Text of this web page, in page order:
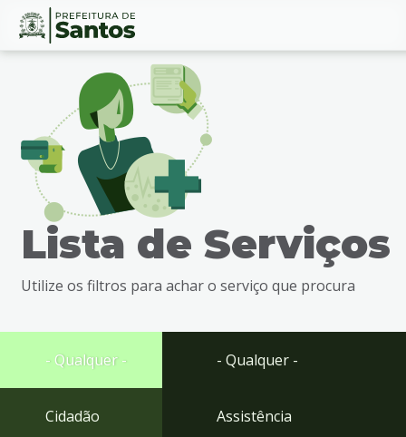
Ir
busca
Ir
rodapé
Conteúdo
Lista de Serviços
Utilize os filtros para achar o serviço que procura
- Qualquer -
Cidadão
- Qualquer -
Assistência